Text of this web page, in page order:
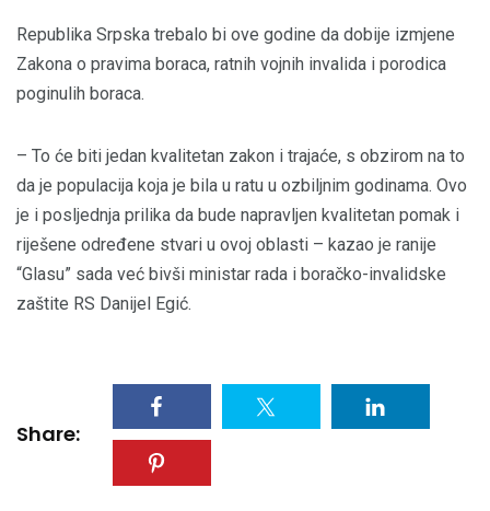
Republika Srpska trebalo bi ove godine da dobije izmjene
Zakona o pravima boraca, ratnih vojnih invalida i porodica
poginulih boraca.
– To će biti jedan kvalitetan zakon i trajaće, s obzirom na to
da je populacija koja je bila u ratu u ozbiljnim godinama. Ovo
je i posljednja prilika da bude napravljen kvalitetan pomak i
riješene određene stvari u ovoj oblasti – kazao je ranije
“Glasu” sada već bivši ministar rada i boračko-invalidske
zaštite RS Danijel Egić.
Share: